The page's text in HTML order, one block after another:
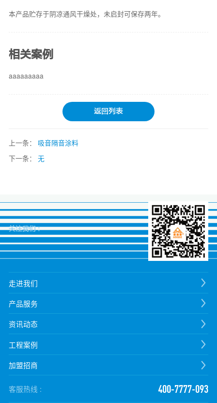
本产品贮存于阴凉通风干燥处，未启封可保存两年。
相关案例
aaaaaaaaa
返回列表
上一条：
吸音隔音涂料
下一条：
无
关注我们 :
走进我们
产品服务
资讯动态
工程案例
加盟招商
客服热线 : 400-7777-093